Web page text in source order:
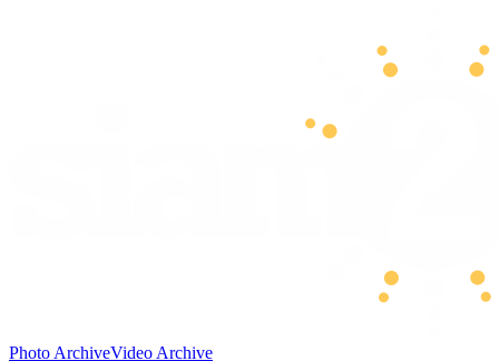
Photo ArchiveVideo Archive